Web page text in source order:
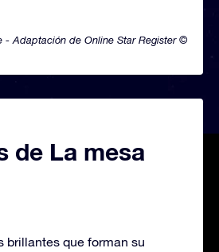
- Adaptación de Online Star Register ©
de La mesa
brillantes que forman su